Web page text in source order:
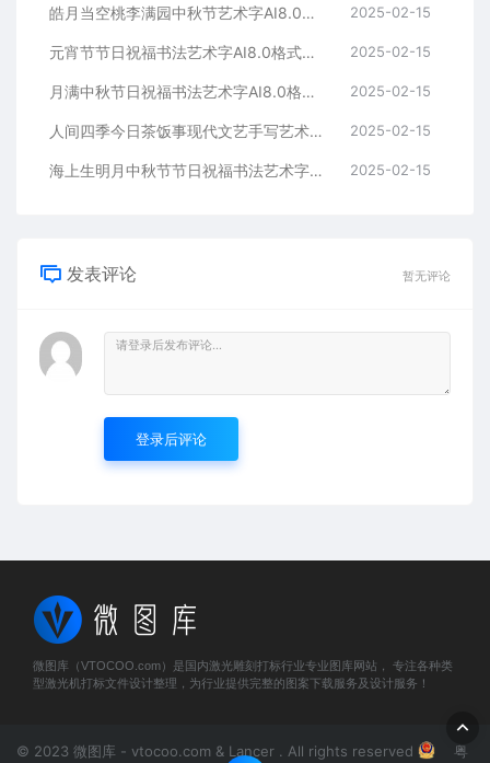
皓月当空桃李满园中秋节艺术字AI8.0格式激光打标文件通用矢量图 2025-02-15
元宵节节日祝福书法艺术字AI8.0格式激光打标文件通用矢量图 2025-02-15
月满中秋节日祝福书法艺术字AI8.0格式激光打标文件通用矢量图 2025-02-15
人间四季今日茶饭事现代文艺手写艺术字AI8.0格式激光打标文件通用矢量图 2025-02-15
海上生明月中秋节节日祝福书法艺术字AI8.0格式激光打标文件通用矢量图 2025-02-15
发表评论 暂无评论
登录后评论
微图库（VTOCOO.com）是国内激光雕刻打标行业专业图库网站， 专注各种类
型激光机打标文件设计整理，为行业提供完整的图案下载服务及设计服务！
© 2023 微图库 - vtocoo.com & Lancer . All rights reserved 粤